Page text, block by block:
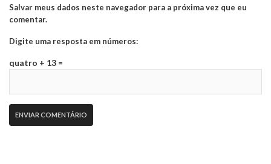
Salvar meus dados neste navegador para a próxima vez que eu
comentar.
Digite uma resposta em números:
quatro + 13 =